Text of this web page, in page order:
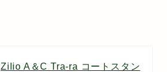
Zilio A＆C Tra-ra コートスタン